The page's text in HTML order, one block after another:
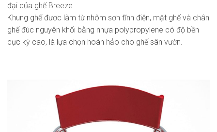
đại của ghế Breeze
Khung ghế được làm từ nhôm sơn tĩnh điện, mặt ghế và chân
ghế đúc nguyên khối bằng nhựa polypropylene có độ bền
cực kỳ cao, là lựa chọn hoàn hảo cho ghế sân vườn.